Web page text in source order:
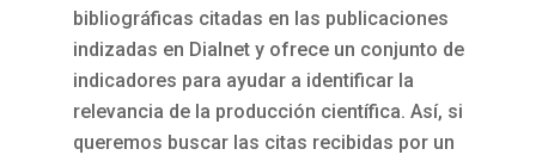
bibliográficas citadas en las publicaciones
indizadas en Dialnet y ofrece un conjunto de
indicadores para ayudar a identificar la
relevancia de la producción científica. Así, si
queremos buscar las citas recibidas por un